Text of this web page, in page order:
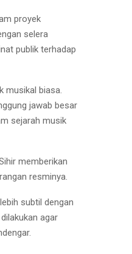
proyek
selera
publik terhadap
musikal biasa.
jawab besar
sejarah musik
memberikan
resminya.
subtil dengan
agar